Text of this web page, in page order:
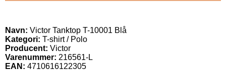
Navn: Victor Tanktop T-10001 Blå
Kategori: T-shirt / Polo
Producent: Victor
Varenummer: 216561-L
EAN: 4710616122305